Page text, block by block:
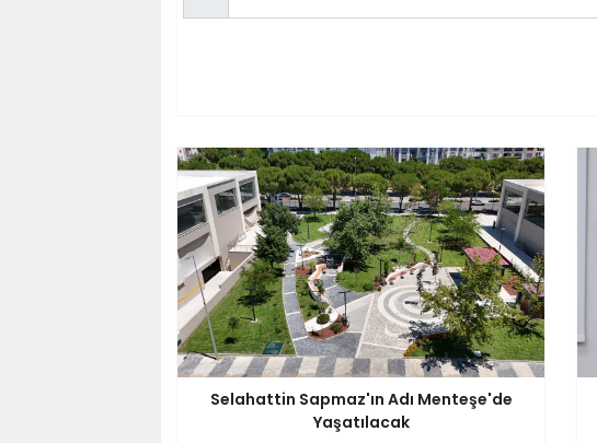
Selahattin Sapmaz'ın Adı Menteşe'de
Yaşatılacak